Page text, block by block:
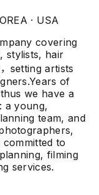
· USA
covering
stylists, hair
setting artists
of
we have a
a young,
team, and
to
filming
services.